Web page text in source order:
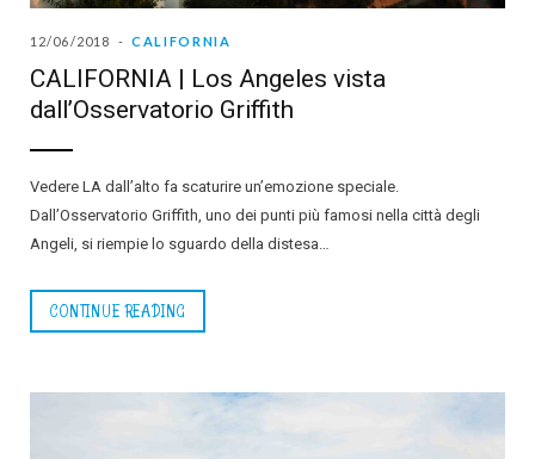
12/06/2018 CALIFORNIA
CALIFORNIA | Los Angeles vista
dall’Osservatorio Griffith
Vedere LA dall’alto fa scaturire un’emozione speciale.
Dall’Osservatorio Griffith, uno dei punti più famosi nella città degli
Angeli, si riempie lo sguardo della distesa…
CONTINUE READING